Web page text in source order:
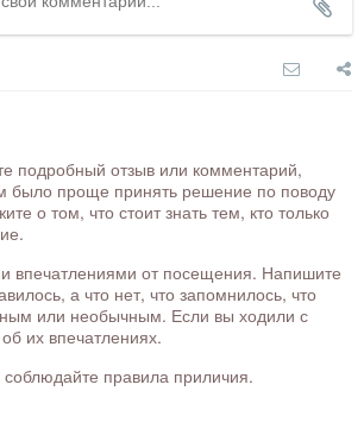
подробный отзыв или комментарий,
было проще принять решение по поводу
о том, что стоит знать тем, кто только
впечатлениями от посещения. Напишите
а что нет, что запомнилось, что
или необычным. Если вы ходили с
их впечатлениях.
соблюдайте правила приличия.